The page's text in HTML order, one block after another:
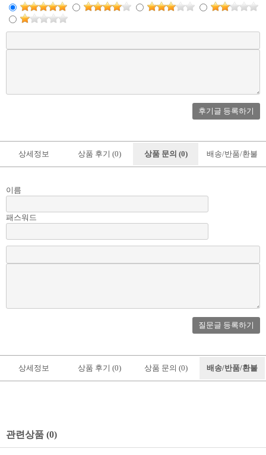
후기글 등록하기
상세정보 상품 후기 (0) 상품 문의 (0) 배송/반품/환불
이름
패스워드
질문글 등록하기
상세정보 상품 후기 (0) 상품 문의 (0) 배송/반품/환불
관련상품 (0)